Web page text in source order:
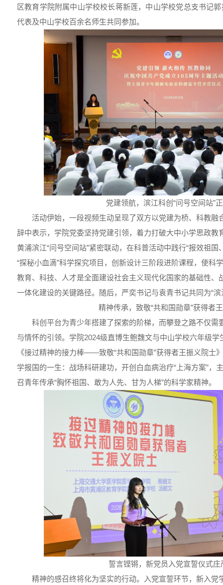
区教育学院附属中山学校校长蒋新莲，中山学校党总支书记
代表及中山学校百余名师生共同参加。
党建领航，滨江科创“问号空间站”
活动伊始，一段视频生动呈现了双方以党建为桥、科教融
辞中表示，学院党委坚持党建引领，着力打破大中小学思政教
黄浦滨江“问号空间站”紧密联动，在科普活动中践行“报效祖国
“探秘小血滴”科学探究项目，创新设计三阶段进阶课程，使科
教育、科技、人才是全面建设社会主义现代化国家的基础性、
一体化建设的关键路径。随后，严奕书记与袁青书记共同为“滨
精神传承，致敬“共和国勋章”获得者
科创平台为青少年搭建了探索的阶梯，而攀登之路不仅需
与情怀的引领。学院2024级直博生鲍魏文与中山学校六年级
《接过精神的接力棒——致敬“共和国勋章”获得者王振义院士
学报国的一生：战场科研建功，开创白血病治疗“上海方案”，
召青年传承“胸怀祖国、敢为人先、甘为人梯”的科学家精神。
誓言铿锵，新党员入党宣誓仪式庄
精神的感召终将化为坚实的行动。入党宣誓环节，新入党